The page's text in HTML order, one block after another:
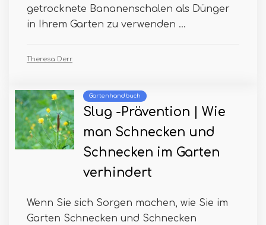
getrocknete Bananenschalen als Dünger
in Ihrem Garten zu verwenden ...
Theresa Derr
Gartenhandbuch
Slug -Prävention | Wie
man Schnecken und
Schnecken im Garten
verhindert
Wenn Sie sich Sorgen machen, wie Sie im
Garten Schnecken und Schnecken